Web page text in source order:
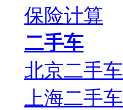
保险计算
二手车
北京二手车
上海二手车